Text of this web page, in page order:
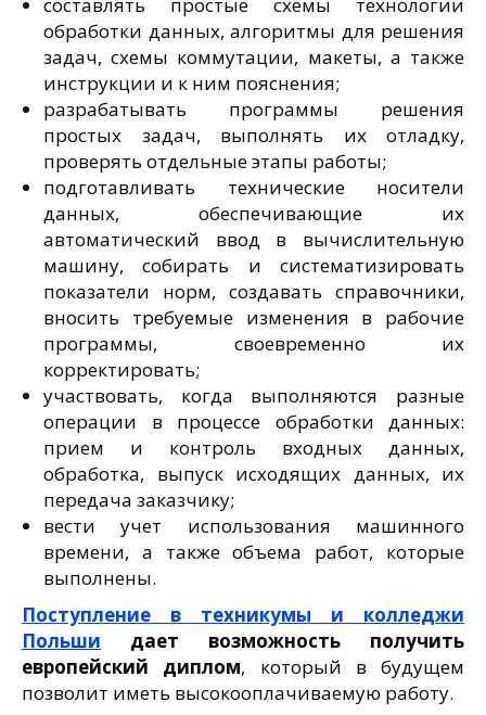
обработки данных, алгоритмы для решения
задач, схемы коммутации, макеты, а также
инструкции и к ним пояснения;
разрабатывать программы решения
простых задач, выполнять их отладку,
проверять отдельные этапы работы;
подготавливать технические носители
данных, обеспечивающие их
автоматический ввод в вычислительную
машину, собирать и систематизировать
показатели норм, создавать справочники,
вносить требуемые изменения в рабочие
программы, своевременно их
корректировать;
участвовать, когда выполняются разные
операции в процессе обработки данных:
прием и контроль входных данных,
обработка, выпуск исходящих данных, их
передача заказчику;
вести учет использования машинного
времени, а также объема работ, которые
выполнены.
Поступление в техникумы и колледжи
Польши дает возможность получить
европейский диплом, который в будущем
позволит иметь высокооплачиваемую работу.